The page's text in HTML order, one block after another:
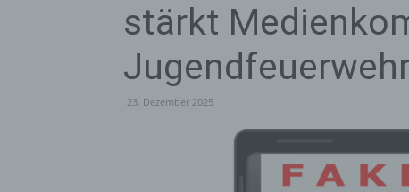
stärkt
23. Dezember 2025